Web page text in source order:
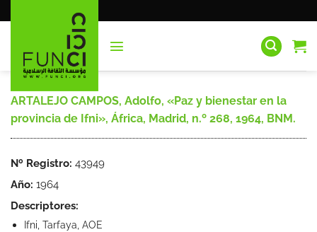
al
ARTALEJO CAMPOS, Adolfo, «Paz y bienestar en la
provincia de Ifni», África, Madrid, n.º 268, 1964, BNM.
Nº Registro: 43949
Año: 1964
Descriptores:
Ifni, Tarfaya, AOE